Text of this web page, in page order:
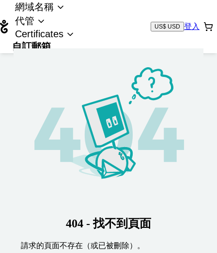
網域名稱
代管
Certificates
自訂郵箱
US$ USD 登入
404 - 找不到頁面
請求的頁面不存在（或已被刪除）。